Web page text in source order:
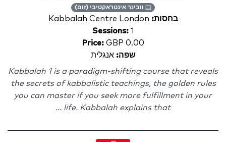
וובינר אינטראקטיבי (זום)
בחסות: Kabbalah Centre London
Sessions:1
Price: GBP 0.00
שפה: אנגלית
Kabbalah 1 is a paradigm-shifting course that reveals
the secrets of kabbalistic teachings, the golden rules
you can master if you seek more fulfillment in your
life. Kabbalah explains that ...